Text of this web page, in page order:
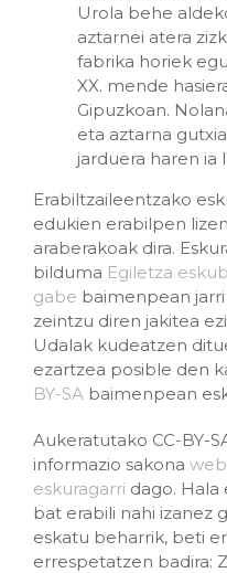
Urola behe
aztarnei atera
fabrika horiek
XX. mende
Gipuzkoan.
eta aztarna
jarduera haren ia
Erabiltzaileentzako
edukien erabilpen
araberakoak dira.
bilduma Egiletza
gabe baimenpean
zeintzu diren jakitea
Udalak kudeatzen
ezartzea posible den
BY-SA baimenpean
Aukeratutako CC-BY-
informazio sakona
eskuragarri dago.
bat erabili nahi izanez
eskatu beharrik, beti
errespetatzen badira: